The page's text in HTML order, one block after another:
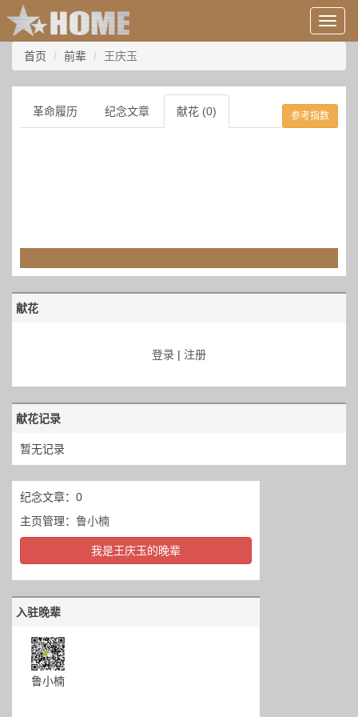
用
户
息/
登
录
等
首页 前辈 王庆玉
革命履历 纪念文章 献花 (0) 参考指数
献花
登录 | 注册
献花记录
暂无记录
纪念文章：0
主页管理： 鲁小楠
我是王庆玉的晚辈
入驻晚辈
鲁小楠